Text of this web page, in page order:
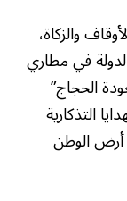
والزكاة،
في مطاري
الحجاج”
التذكارية
أرض الوطن